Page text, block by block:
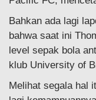
Bahkan ada lagi
bahwa saat ini
level sepak bola
klub University of
Melihat segala hal